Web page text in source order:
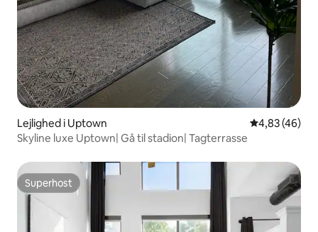
Lejlighed i Uptown 4,83 ud af 5 i
4,83 (46)
Skyline luxe Uptown| Gå til stadion| Tagterrasse
Superhost
Superhost